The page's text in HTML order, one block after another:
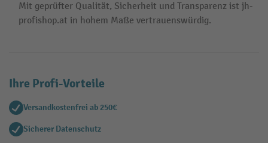
Mit geprüfter Qualität, Sicherheit und Transparenz ist jh-
profishop.at in hohem Maße vertrauenswürdig.
Ihre Profi-Vorteile
Versandkostenfrei ab 250€
Sicherer Datenschutz